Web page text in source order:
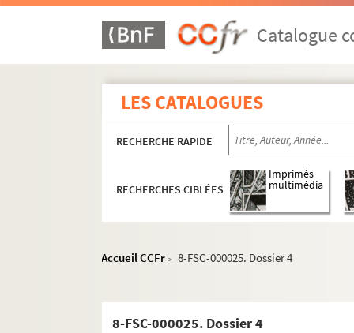
Catalogue
LES CATALOGUES
RECHERCHE RAPIDE
RECHERCHES CIBLÉES
Imprimés
multimédia
Accueil CCFr > 8-FSC-000025. Dossier 4
8-FSC-000025. Dossier 4
D
H
J
M